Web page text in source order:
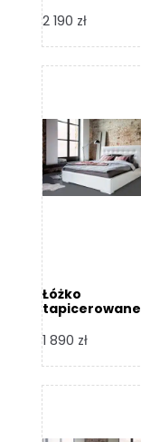
Design
2 190 zł
Łóżko
tapicerowane
Design
1 890 zł